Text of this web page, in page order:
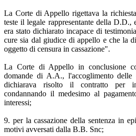
La Corte di Appello rigettava la
teste il legale rappresentante della D.D.,
era stato dichiarato incapace di
cure sia dal giudice di appello e che la
oggetto di censura in cassazione".
La Corte di Appello in conclusione
domande di A.A., l'accoglimento delle
dichiarava risolto il contratto per
condannando il medesimo al
interessi;
9. per la cassazione della sentenza in
motivi avversati dalla B.B. Snc;